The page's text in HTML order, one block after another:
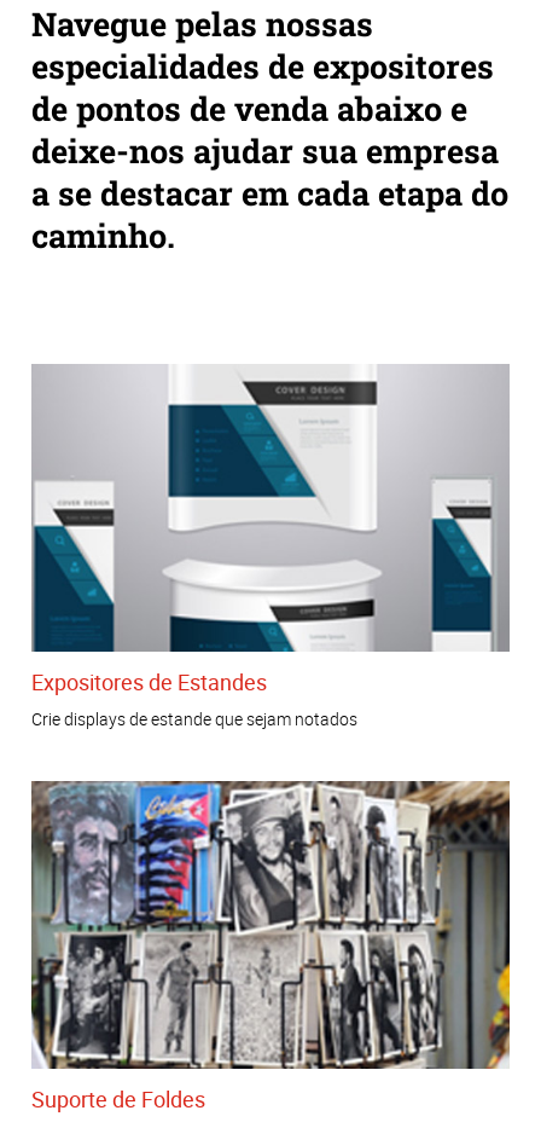
Navegue pelas nossas
especialidades de expositores
de pontos de venda abaixo e
deixe-nos ajudar sua empresa
a se destacar em cada etapa do
caminho.
Expositores de Estandes
Crie displays de estande que sejam notados
Suporte de Foldes